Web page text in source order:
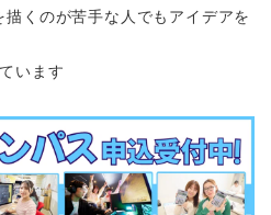
くのが苦手な人でもアイデアを
います